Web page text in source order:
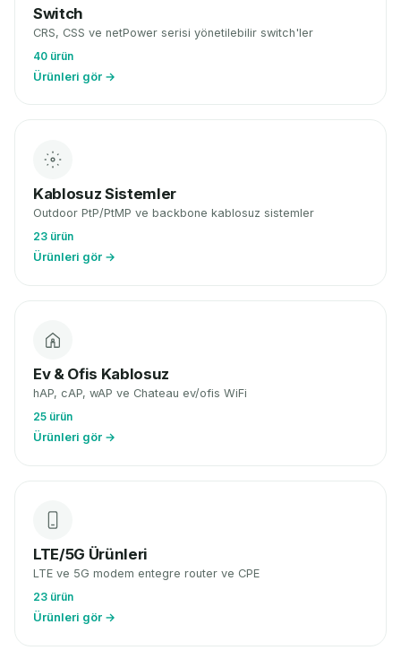
Switch
CRS, CSS ve netPower serisi yönetilebilir switch'ler
40 ürün
Ürünleri gör →
Kablosuz Sistemler
Outdoor PtP/PtMP ve backbone kablosuz sistemler
23 ürün
Ürünleri gör →
Ev & Ofis Kablosuz
hAP, cAP, wAP ve Chateau ev/ofis WiFi
25 ürün
Ürünleri gör →
LTE/5G Ürünleri
LTE ve 5G modem entegre router ve CPE
23 ürün
Ürünleri gör →